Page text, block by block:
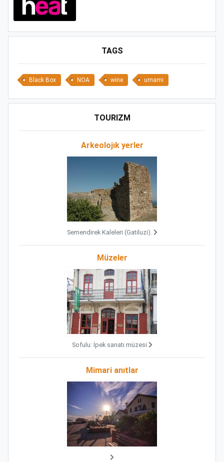
TAGS
Black Box NOA wine umami
TOURIZM
Arkeolojık yerler
Semendirek Kaleleri (Gatiluzi).
Müzeler
Sofulu: İpek sanatı müzesi
Mimari anıtlar